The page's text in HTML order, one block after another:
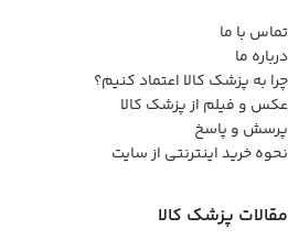
تماس با ما
درباره ما
چرا به پزشک کالا اعتماد کنیم؟
عکس و فیلم از پزشک کالا
پرسش و پاسخ
نحوه خرید اینترنتی از سایت
مقالات پزشک کالا